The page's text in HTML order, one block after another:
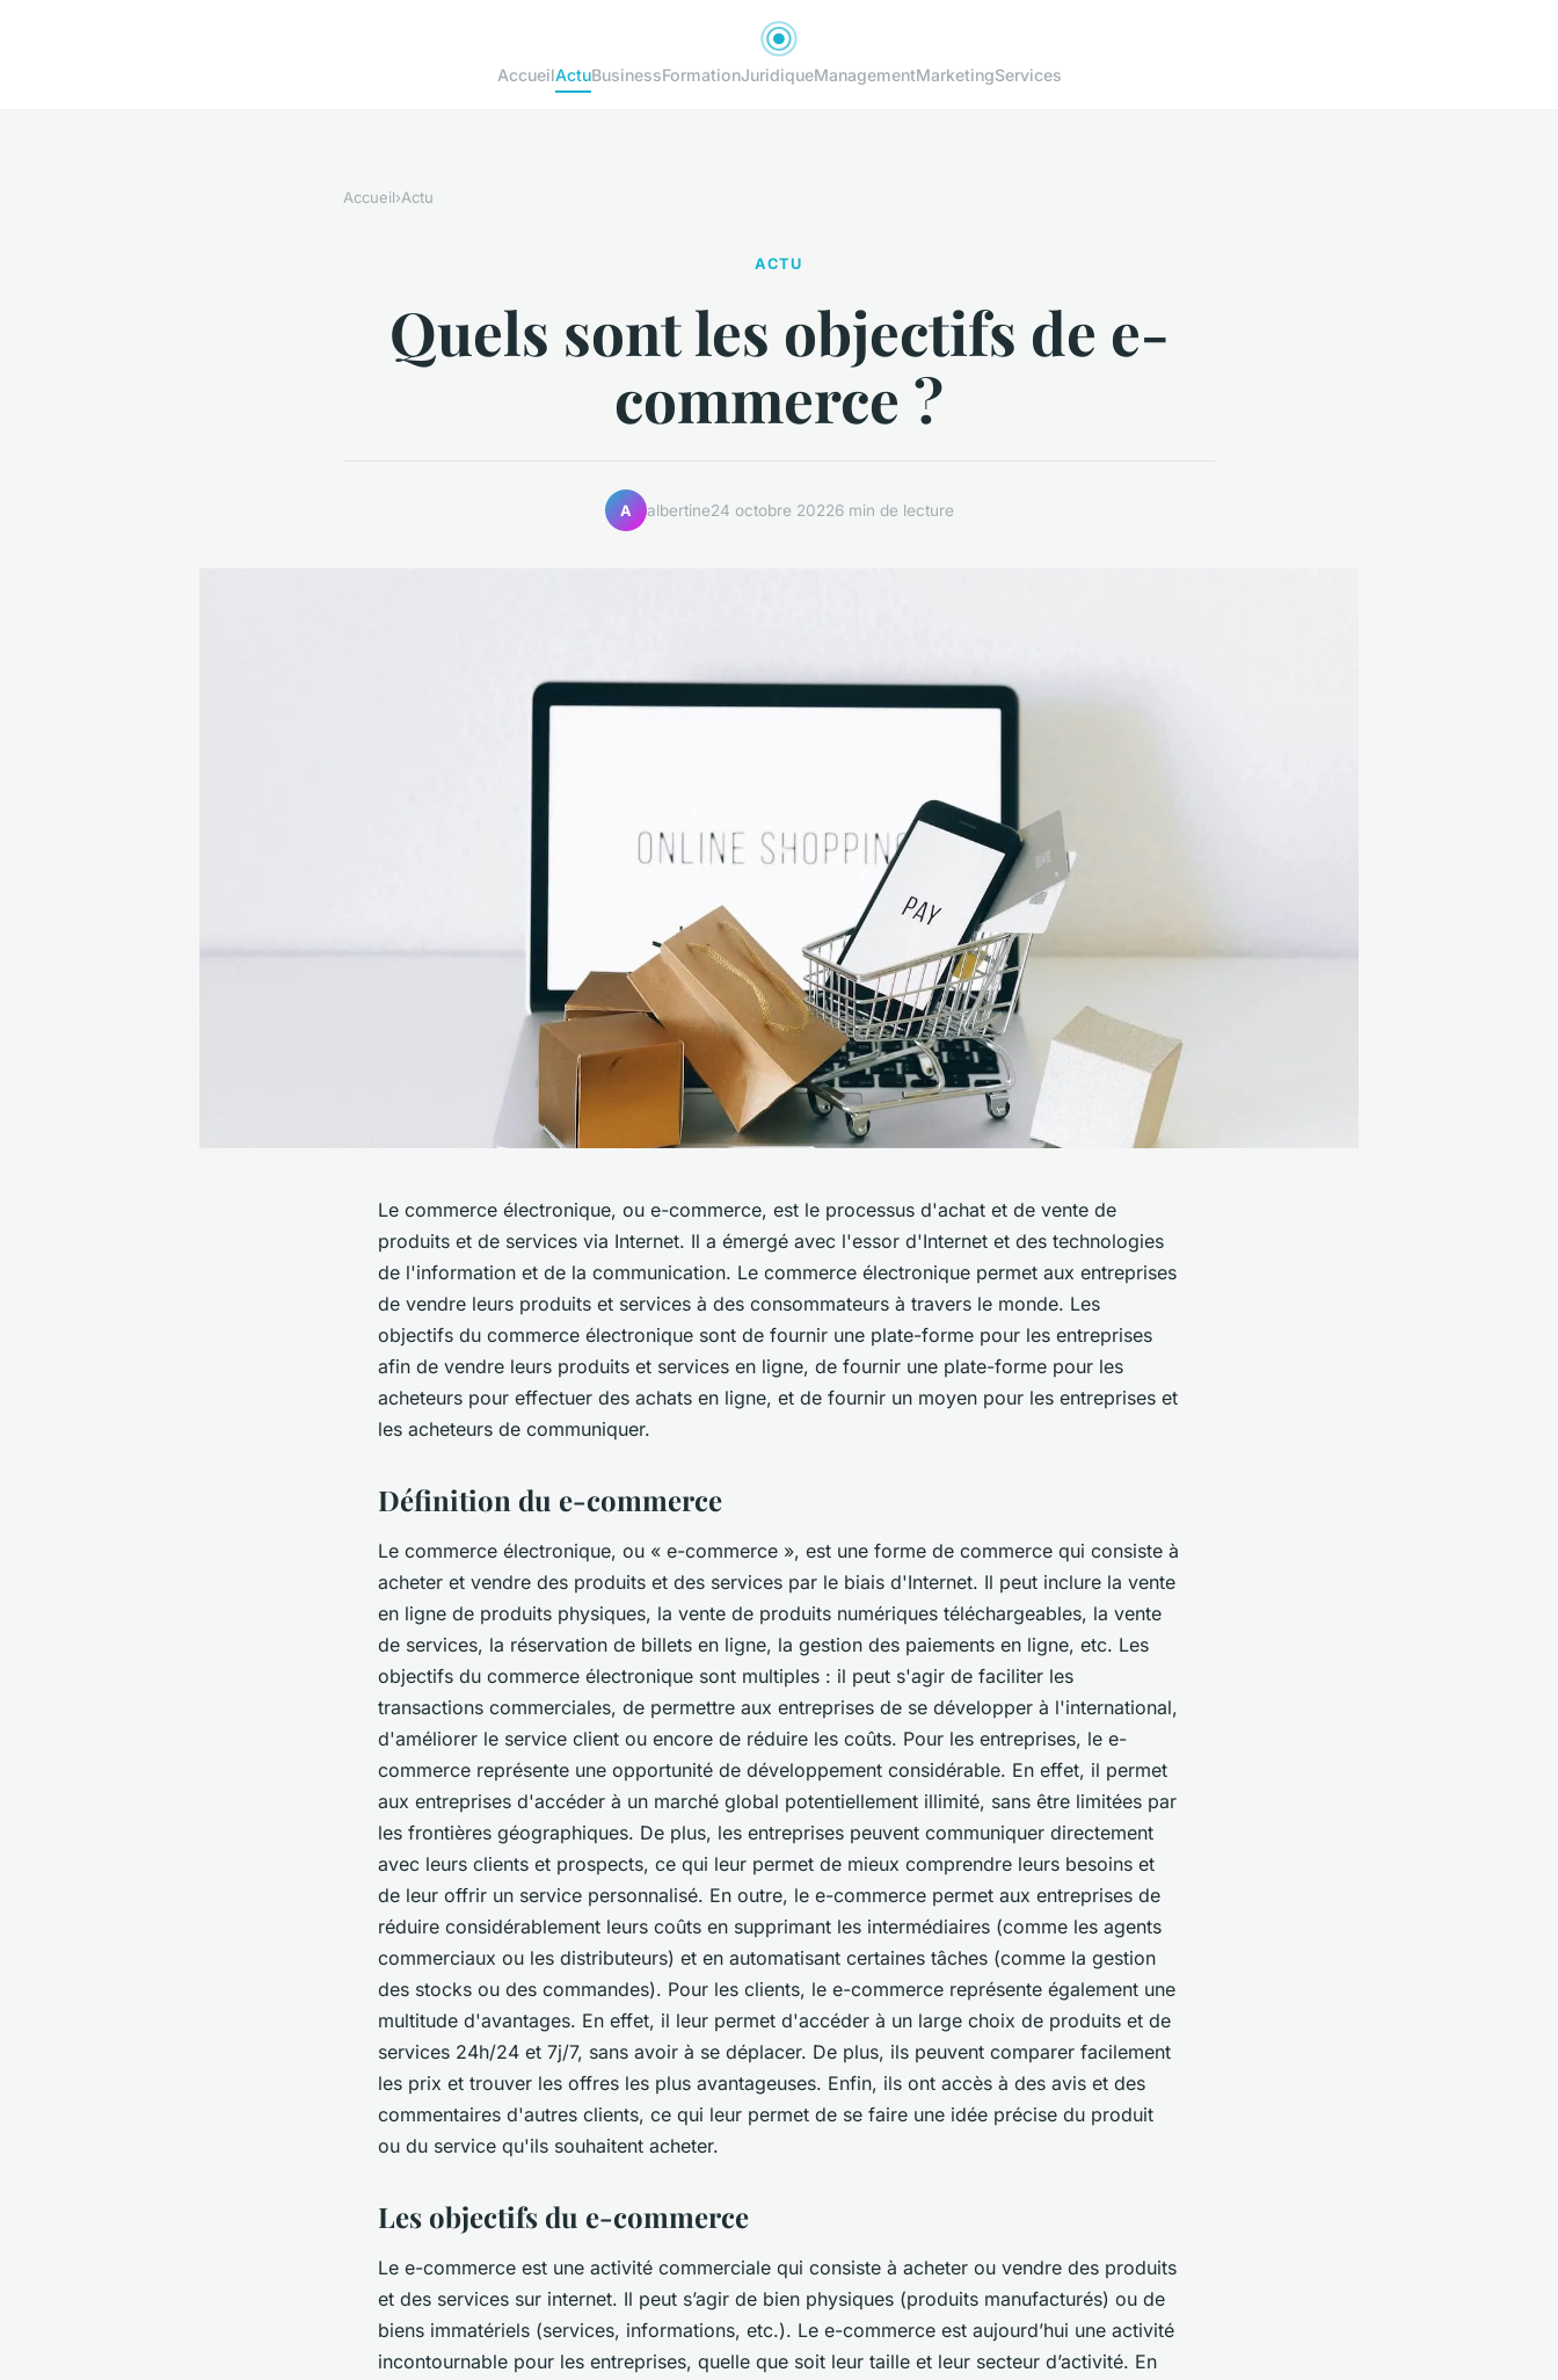
AccueilActuBusinessFormationJuridiqueManagementMarketingServices
Accueil›Actu
ACTU
Quels sont les objectifs de e-
commerce ?
A albertine24 octobre 20226 min de lecture
Le commerce électronique, ou e-commerce, est le processus d'achat et de vente de
produits et de services via Internet. Il a émergé avec l'essor d'Internet et des technologies
de l'information et de la communication. Le commerce électronique permet aux entreprises
de vendre leurs produits et services à des consommateurs à travers le monde. Les
objectifs du commerce électronique sont de fournir une plate-forme pour les entreprises
afin de vendre leurs produits et services en ligne, de fournir une plate-forme pour les
acheteurs pour effectuer des achats en ligne, et de fournir un moyen pour les entreprises et
les acheteurs de communiquer.
Définition du e-commerce
Le commerce électronique, ou « e-commerce », est une forme de commerce qui consiste à
acheter et vendre des produits et des services par le biais d'Internet. Il peut inclure la vente
en ligne de produits physiques, la vente de produits numériques téléchargeables, la vente
de services, la réservation de billets en ligne, la gestion des paiements en ligne, etc. Les
objectifs du commerce électronique sont multiples : il peut s'agir de faciliter les
transactions commerciales, de permettre aux entreprises de se développer à l'international,
d'améliorer le service client ou encore de réduire les coûts. Pour les entreprises, le e-
commerce représente une opportunité de développement considérable. En effet, il permet
aux entreprises d'accéder à un marché global potentiellement illimité, sans être limitées par
les frontières géographiques. De plus, les entreprises peuvent communiquer directement
avec leurs clients et prospects, ce qui leur permet de mieux comprendre leurs besoins et
de leur offrir un service personnalisé. En outre, le e-commerce permet aux entreprises de
réduire considérablement leurs coûts en supprimant les intermédiaires (comme les agents
commerciaux ou les distributeurs) et en automatisant certaines tâches (comme la gestion
des stocks ou des commandes). Pour les clients, le e-commerce représente également une
multitude d'avantages. En effet, il leur permet d'accéder à un large choix de produits et de
services 24h/24 et 7j/7, sans avoir à se déplacer. De plus, ils peuvent comparer facilement
les prix et trouver les offres les plus avantageuses. Enfin, ils ont accès à des avis et des
commentaires d'autres clients, ce qui leur permet de se faire une idée précise du produit
ou du service qu'ils souhaitent acheter.
Les objectifs du e-commerce
Le e-commerce est une activité commerciale qui consiste à acheter ou vendre des produits
et des services sur internet. Il peut s’agir de bien physiques (produits manufacturés) ou de
biens immatériels (services, informations, etc.). Le e-commerce est aujourd’hui une activité
incontournable pour les entreprises, quelle que soit leur taille et leur secteur d’activité. En